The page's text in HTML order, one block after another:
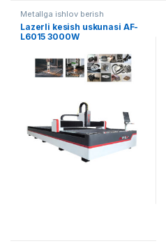
Metallga ishlov berish
Lazerli kesish uskunasi AF-
L6015 3000W